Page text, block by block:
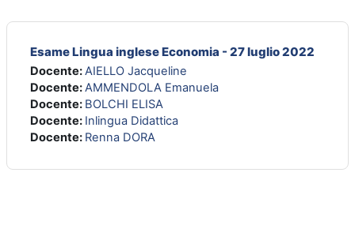
Esame Lingua inglese Economia - 27 luglio 2022
Docente:AIELLO Jacqueline
Docente:AMMENDOLA Emanuela
Docente: BOLCHI ELISA
Docente: Inlingua Didattica
Docente: Renna DORA